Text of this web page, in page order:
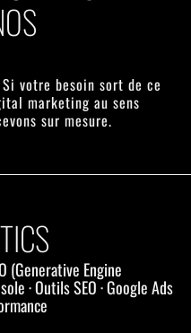
votre besoin sort de ce
marketing au sens
sur mesure.
(Generative Engine
· Outils SEO · Google Ads